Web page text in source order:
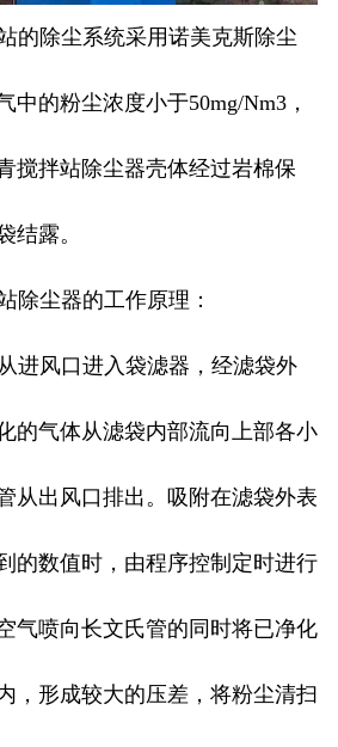
除尘系统采用诺美克斯除尘
中的粉尘浓度小于50mg/Nm3，
搅拌站除尘器壳体经过岩棉保
结露。
尘器的工作原理：
风口进入袋滤器，经滤袋外
的气体从滤袋内部流向上部各小
从出风口排出。吸附在滤袋外表
的数值时，由程序控制定时进行
气喷向长文氏管的同时将已净化
，形成较大的压差，将粉尘清扫